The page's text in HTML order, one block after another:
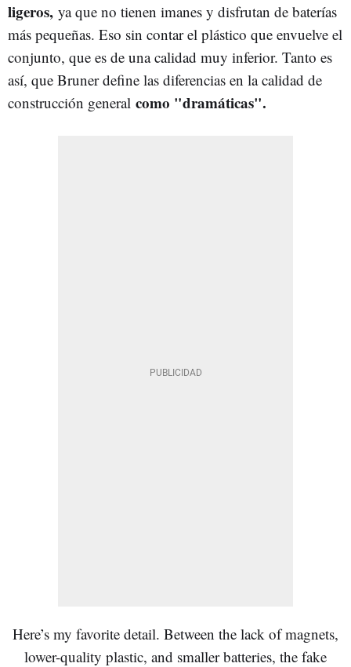
ligeros, ya que no tienen imanes y disfrutan de baterías
más pequeñas. Eso sin contar el plástico que envuelve el
conjunto, que es de una calidad muy inferior. Tanto es
así, que Bruner define las diferencias en la calidad de
construcción general como "dramáticas".
Here’s my favorite detail. Between the lack of magnets,
lower-quality plastic, and smaller batteries, the fake